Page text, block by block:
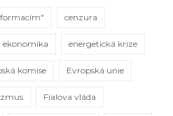
cenzura
ekonomika energetická krize
komise Evropská unie
Fialova vláda